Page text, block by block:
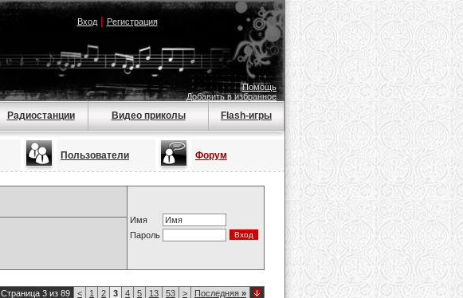
Вход| Регистрация
Помощь
Добавить в избранное
Радиостанции Видео приколы Flash-игры
Пользователи Форум
Имя
Пароль
Страница 3 из 89 < 1 2 3 4 5 13 53 > Последняя »